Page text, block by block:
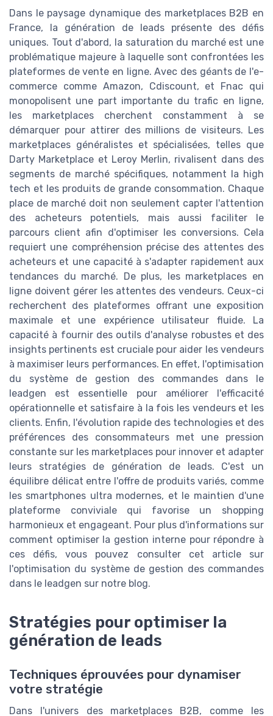
Dans le paysage dynamique des marketplaces B2B en
France, la génération de leads présente des défis
uniques. Tout d'abord, la saturation du marché est une
problématique majeure à laquelle sont confrontées les
plateformes de vente en ligne. Avec des géants de l'e-
commerce comme Amazon, Cdiscount, et Fnac qui
monopolisent une part importante du trafic en ligne,
les marketplaces cherchent constamment à se
démarquer pour attirer des millions de visiteurs. Les
marketplaces généralistes et spécialisées, telles que
Darty Marketplace et Leroy Merlin, rivalisent dans des
segments de marché spécifiques, notamment la high
tech et les produits de grande consommation. Chaque
place de marché doit non seulement capter l'attention
des acheteurs potentiels, mais aussi faciliter le
parcours client afin d'optimiser les conversions. Cela
requiert une compréhension précise des attentes des
acheteurs et une capacité à s'adapter rapidement aux
tendances du marché. De plus, les marketplaces en
ligne doivent gérer les attentes des vendeurs. Ceux-ci
recherchent des plateformes offrant une exposition
maximale et une expérience utilisateur fluide. La
capacité à fournir des outils d'analyse robustes et des
insights pertinents est cruciale pour aider les vendeurs
à maximiser leurs performances. En effet, l'optimisation
du système de gestion des commandes dans le
leadgen est essentielle pour améliorer l'efficacité
opérationnelle et satisfaire à la fois les vendeurs et les
clients. Enfin, l'évolution rapide des technologies et des
préférences des consommateurs met une pression
constante sur les marketplaces pour innover et adapter
leurs stratégies de génération de leads. C'est un
équilibre délicat entre l'offre de produits variés, comme
les smartphones ultra modernes, et le maintien d'une
plateforme conviviale qui favorise un shopping
harmonieux et engageant. Pour plus d'informations sur
comment optimiser la gestion interne pour répondre à
ces défis, vous pouvez consulter cet article sur
l'optimisation du système de gestion des commandes
dans le leadgen sur notre blog.
Stratégies pour optimiser la
génération de leads
Techniques éprouvées pour dynamiser
votre stratégie
Dans l'univers des marketplaces B2B, comme les